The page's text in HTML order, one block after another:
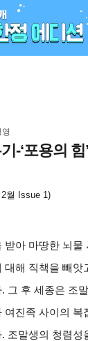
-‘포용의 힘’
월 Issue 1)
받아 마땅한 뇌물
대해 직책을 빼앗
그 후 세종은 조
여진족 사이의 복
조말생의 청렴성